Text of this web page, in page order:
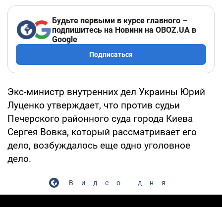
Будьте первыми в курсе главного –
подпишитесь на Новини на OBOZ.UA в
Google
Подписаться
Экс-министр внутренних дел Украины Юрий
Луценко утверждает, что против судьи
Печерского районного суда города Киева
Сергея Вовка, который рассматривает его
дело, возбуждалось еще одно уголовное
дело.
Видео дня